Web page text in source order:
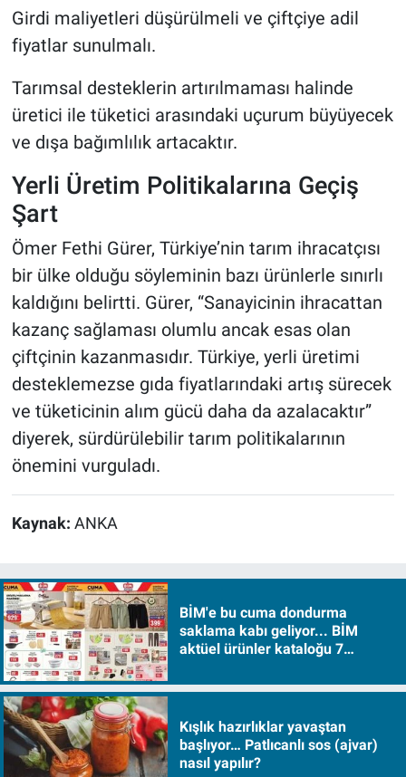
Girdi maliyetleri düşürülmeli ve çiftçiye adil
fiyatlar sunulmalı.
Tarımsal desteklerin artırılmaması halinde
üretici ile tüketici arasındaki uçurum büyüyecek
ve dışa bağımlılık artacaktır.
Yerli Üretim Politikalarına Geçiş
Şart
Ömer Fethi Gürer, Türkiye’nin tarım ihracatçısı
bir ülke olduğu söyleminin bazı ürünlerle sınırlı
kaldığını belirtti. Gürer, “Sanayicinin ihracattan
kazanç sağlaması olumlu ancak esas olan
çiftçinin kazanmasıdır. Türkiye, yerli üretimi
desteklemezse gıda fiyatlarındaki artış sürecek
ve tüketicinin alım gücü daha da azalacaktır”
diyerek, sürdürülebilir tarım politikalarının
önemini vurguladı.
Kaynak: ANKA
BİM'e bu cuma dondurma
saklama kabı geliyor... BİM
aktüel ürünler kataloğu 7
Kışlık hazırlıklar yavaştan
başlıyor… Patlıcanlı sos (ajvar)
nasıl yapılır?